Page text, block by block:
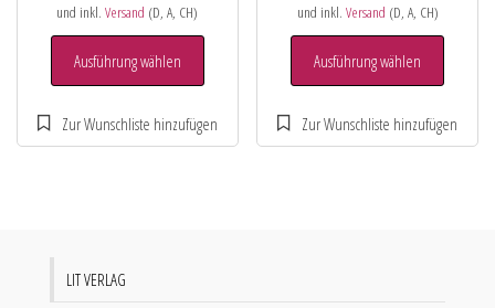
und inkl.Versand (D, A, CH)
Ausführung wählen
und inkl. Versand (D, A, CH)
Ausführung wählen
LIT VERLAG